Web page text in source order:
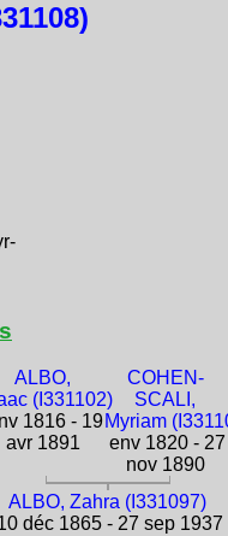
ALBO,
(I331102)
1816 - 19
avr 1891
COHEN-
SCALI,
Myriam
env 1820 - 27
nov 1890
ALBO, Zahra (I331097)
déc 1865 - 27 sep 1937